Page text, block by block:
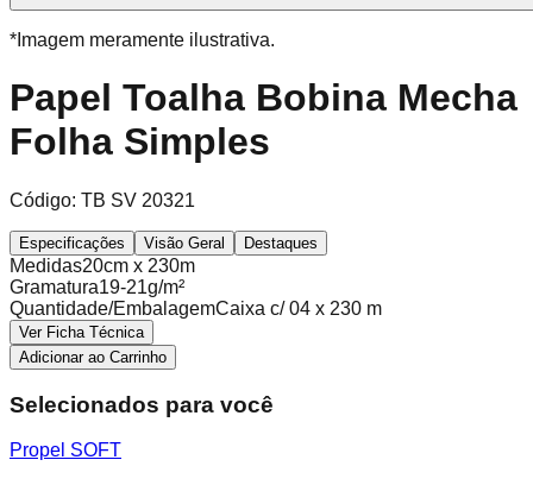
*Imagem meramente ilustrativa.
Papel Toalha Bobina Mecha
Folha Simples
Código: TB SV 20321
Especificações Visão Geral Destaques
Medidas20cm x 230m
Gramatura19-21g/m²
Quantidade/EmbalagemCaixa c/ 04 x 230 m
Ver Ficha Técnica
Adicionar ao Carrinho
Selecionados para você
Propel SOFT